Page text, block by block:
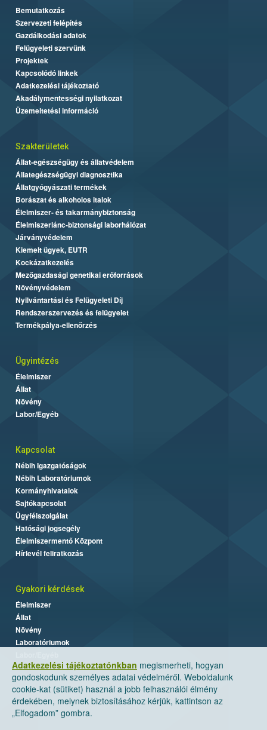
Adatkezelési tájékoztatónkban megismerheti, hogyan
gondoskodunk személyes adatai védelméről. Weboldalunk
cookie-kat (sütiket) használ a jobb felhasználói élmény
érdekében, melynek biztosításához kérjük, kattintson az
„Elfogadom” gombra.
Bemutatkozás
Szervezeti felépítés
Gazdálkodási adatok
Felügyeleti szervünk
Projektek
Kapcsolódó linkek
Adatkezelési tájékoztató
Akadálymentességi nyilatkozat
Üzemeltetési információ
Szakterületek
Állat-egészségügy és állatvédelem
Állategészségügyi diagnosztika
Állatgyógyászati termékek
Borászat és alkoholos italok
Élelmiszer- és takarmánybiztonság
Élelmiszerlánc-biztonsági laborhálózat
Járványvédelem
Kiemelt ügyek, EUTR
Kockázatkezelés
Mezőgazdasági genetikai erőforrások
Növényvédelem
Nyilvántartási és Felügyeleti Díj
Rendszerszervezés és felügyelet
Termékpálya-ellenőrzés
Ügyintézés
Élelmiszer
Állat
Növény
Labor/Egyéb
Kapcsolat
Nébih Igazgatóságok
Nébih Laboratóriumok
Kormányhivatalok
Sajtókapcsolat
Ügyfélszolgálat
Hatósági jogsegély
Élelmiszermentő Központ
Hírlevél feliratkozás
Gyakori kérdések
Élelmiszer
Állat
Növény
Laboratóriumok